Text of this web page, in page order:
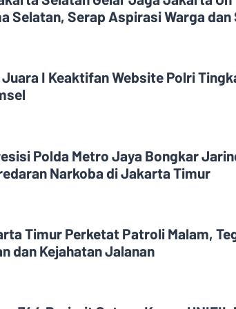
Selatan, Serap Aspirasi Warga dan
I Keaktifan Website Polri
Polda Metro Jaya Bongkar
Narkoba di Jakarta Timur
Timur Perketat Patroli Malam,
dan Kejahatan Jalanan